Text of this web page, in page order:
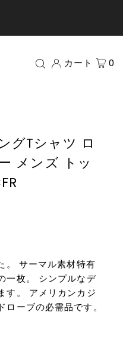
カート 0
グTシャツ ロ
メンズ トッ
。 サーマル素材特有
一枚。 シンプルなデ
す。 アメリカンカジ
ーブの必需品です。